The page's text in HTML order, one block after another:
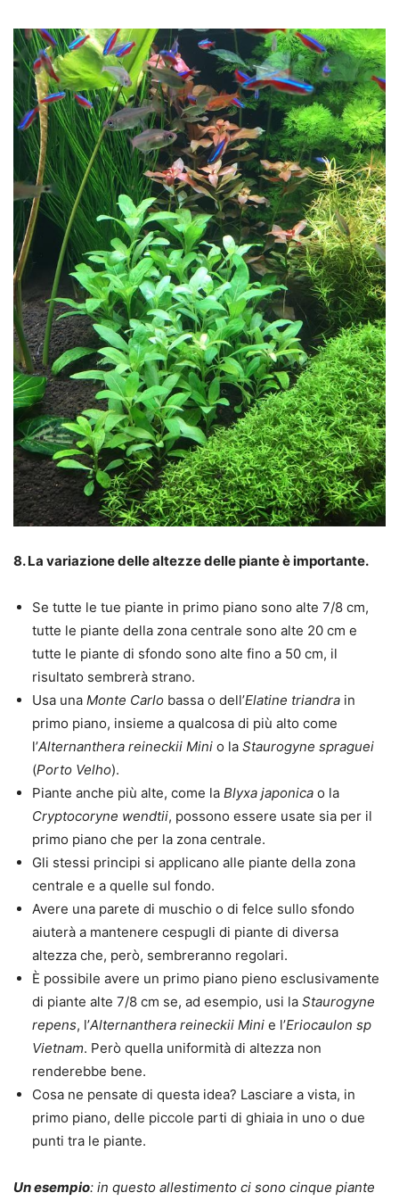
8. La variazione delle altezze delle piante è importante.
Se tutte le tue piante in primo piano sono alte 7/8 cm,
tutte le piante della zona centrale sono alte 20 cm e
tutte le piante di sfondo sono alte fino a 50 cm, il
risultato sembrerà strano.
Usa una Monte Carlo bassa o dell’Elatine triandra in
primo piano, insieme a qualcosa di più alto come
l’Alternanthera reineckii Mini o la Staurogyne spraguei
(Porto Velho).
Piante anche più alte, come la Blyxa japonica o la
Cryptocoryne wendtii, possono essere usate sia per il
primo piano che per la zona centrale.
Gli stessi principi si applicano alle piante della zona
centrale e a quelle sul fondo.
Avere una parete di muschio o di felce sullo sfondo
aiuterà a mantenere cespugli di piante di diversa
altezza che, però, sembreranno regolari.
È possibile avere un primo piano pieno esclusivamente
di piante alte 7/8 cm se, ad esempio, usi la Staurogyne
repens, l’Alternanthera reineckii Mini e l’Eriocaulon sp
Vietnam. Però quella uniformità di altezza non
renderebbe bene.
Cosa ne pensate di questa idea? Lasciare a vista, in
primo piano, delle piccole parti di ghiaia in uno o due
punti tra le piante.
Un esempio: in questo allestimento ci sono cinque piante